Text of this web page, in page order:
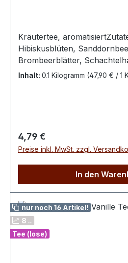
Kräutertee,
Hibiskusblüten,
Brombeerblätter,
Orangenschalen,
Inhalt: 0.1 Kilogramm (47,90 € / 1
Regulärer Preis:
4,79 €
Preise inkl. MwSt. zzgl.
In den
nur noch 16 Artikel!
8 ..
Tee (lose)